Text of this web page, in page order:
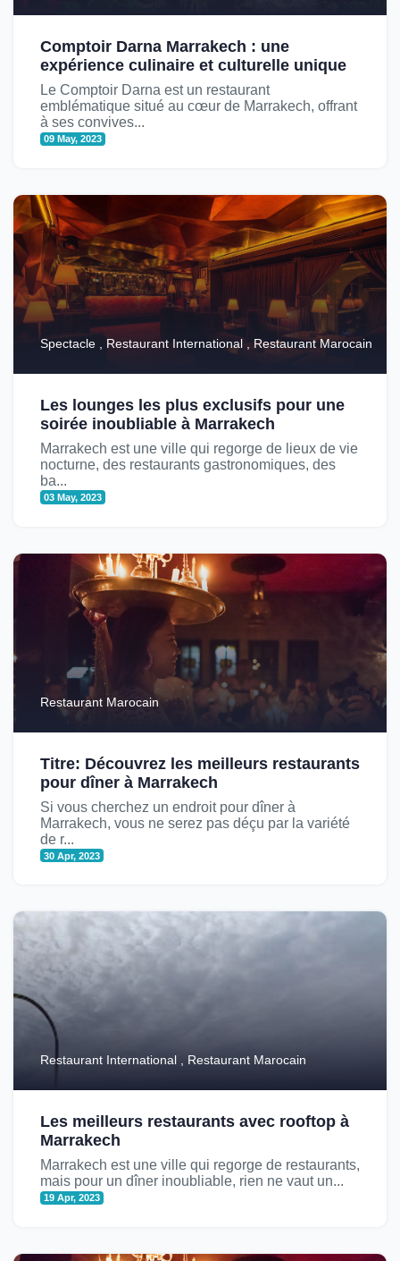
Comptoir Darna Marrakech : une
expérience culinaire et culturelle unique
Le Comptoir Darna est un restaurant
emblématique situé au cœur de Marrakech, offrant
à ses convives...
09 May, 2023
Spectacle , Restaurant International , Restaurant Marocain
Les lounges les plus exclusifs pour une
soirée inoubliable à Marrakech
Marrakech est une ville qui regorge de lieux de vie
nocturne, des restaurants gastronomiques, des
ba...
03 May, 2023
Restaurant Marocain
Titre: Découvrez les meilleurs restaurants
pour dîner à Marrakech
Si vous cherchez un endroit pour dîner à
Marrakech, vous ne serez pas déçu par la variété
de r...
30 Apr, 2023
Restaurant International , Restaurant Marocain
Les meilleurs restaurants avec rooftop à
Marrakech
Marrakech est une ville qui regorge de restaurants,
mais pour un dîner inoubliable, rien ne vaut un...
19 Apr, 2023